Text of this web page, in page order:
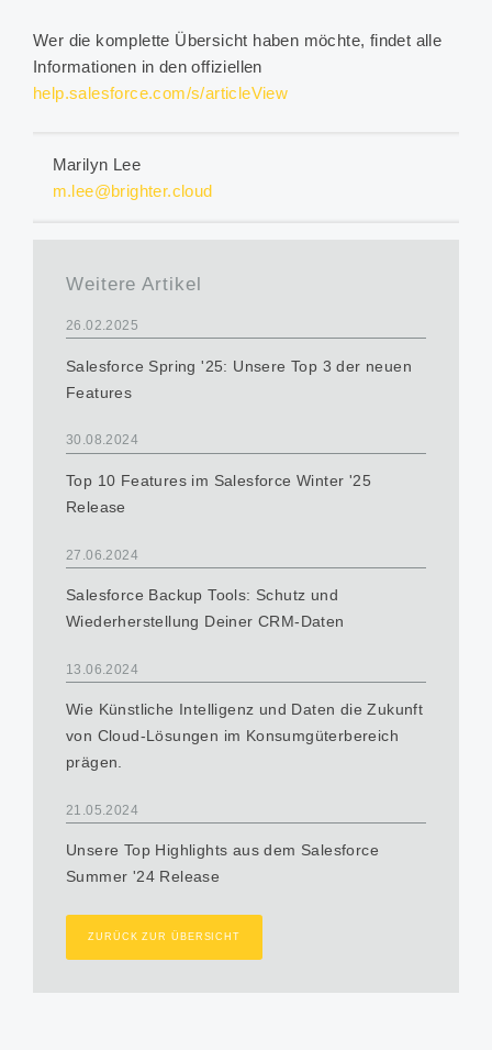
Wer die komplette Übersicht haben möchte, findet alle
Informationen in den offiziellen
help.salesforce.com/s/articleView
Marilyn Lee
m.lee@brighter.cloud
Weitere Artikel
26.02.2025
Salesforce Spring '25: Unsere Top 3 der neuen
Features
30.08.2024
Top 10 Features im Salesforce Winter '25
Release
27.06.2024
Salesforce Backup Tools: Schutz und
Wiederherstellung Deiner CRM-Daten
13.06.2024
Wie Künstliche Intelligenz und Daten die Zukunft
von Cloud-Lösungen im Konsumgüterbereich
prägen.
21.05.2024
Unsere Top Highlights aus dem Salesforce
Summer '24 Release
ZURÜCK ZUR ÜBERSICHT